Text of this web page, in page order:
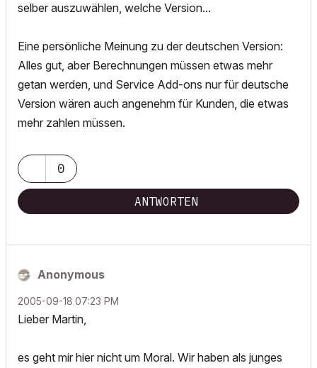
selber auszuwählen, welche Version...
Eine persönliche Meinung zu der deutschen Version:
Alles gut, aber Berechnungen müssen etwas mehr
getan werden, und Service Add-ons nur für deutsche
Version wären auch angenehm für Kunden, die etwas
mehr zahlen müssen.
0
ANTWORTEN
Anonymous
‎2005-09-18 07:23 PM
Lieber Martin,
es geht mir hier nicht um Moral. Wir haben als junges